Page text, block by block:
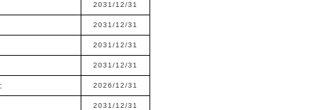
2031/12/31
2031/12/31
2031/12/31
2031/12/31
2026/12/31
2031/12/31